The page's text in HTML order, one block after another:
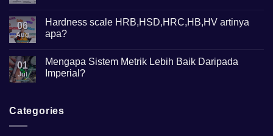
Mikroskop
Metalurgi
Apa
06
Aug
Hardness scale HRB,HSD,HRC,HB,HV artinya
apa?
on
Hardness
scale
01
Jul
Mengapa Sistem Metrik Lebih Baik Daripada
Imperial?
Mengapa
Categories